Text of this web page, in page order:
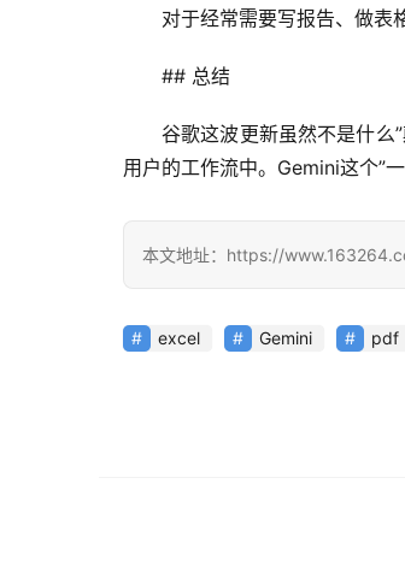
对于经常需要写报告、做表
## 总结
谷歌这波更新虽然不是什么
用户的工作流中。Gemini这个”
本文地址：https://
excel Gemini pdf